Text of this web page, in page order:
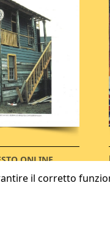
ONLINE
il corretto